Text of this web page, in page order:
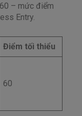
– mức điểm
Entry.
Điểm tối thiểu
60